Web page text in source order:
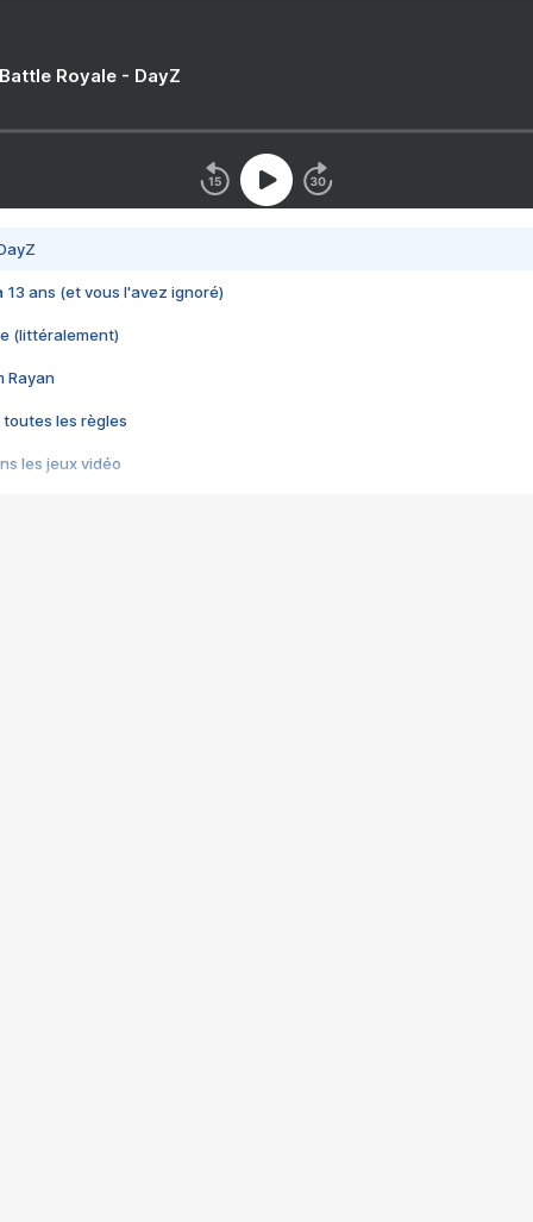
Royale - DayZ
13 ans (et vous l'avez ignoré)
(littéralement)
Rayan
toutes les règles
les jeux vidéo